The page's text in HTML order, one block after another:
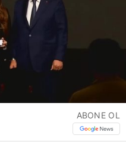
Instagram
ABONE OL